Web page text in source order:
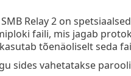
SMB Relay 2 on
faili, mis jagab
tõenäoliselt seda
sides vahetatakse